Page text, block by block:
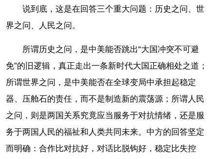
说到底，这是在回答三个重大问题：历史之问、世
界之问、人民之问。
所谓历史之问，是中美能否跳出“大国冲突不可避
免”的旧逻辑，真正走出一条新时代大国正确相处之道；
所谓世界之问，是中美能否在全球变局中承担起稳定
器、压舱石的责任，而不是制造新的震荡源；所谓人民
之问，则是两国关系究竟应当服务于对抗情绪，还是服
务于两国人民的福祉和人类共同未来。中方的回答坚定
而明确：合作比对抗好，对话比脱钩好，稳定比失控